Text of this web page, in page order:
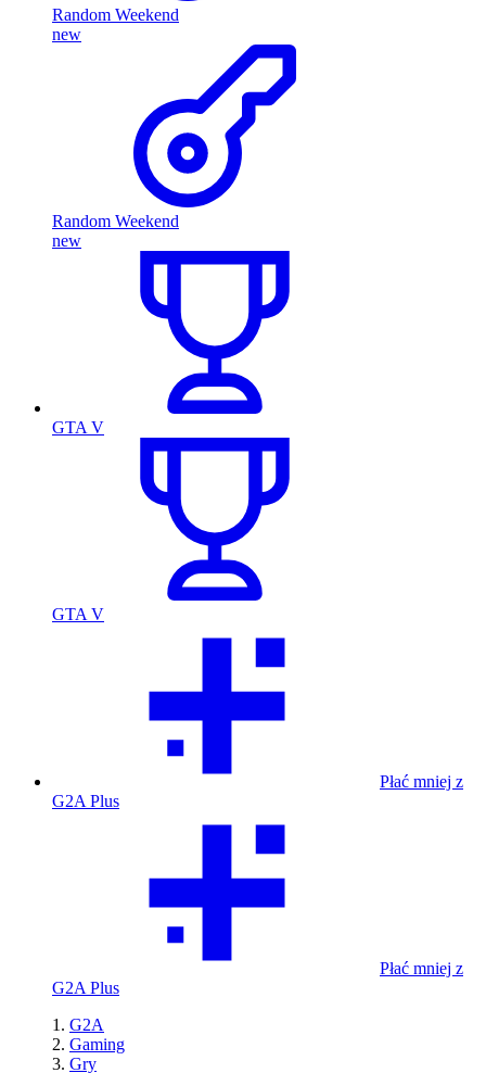
Random Weekend
new
Random Weekend
new
GTA V
GTA V
Płać mniej z
G2A Plus
Płać mniej z
G2A Plus
G2A
Gaming
Gry